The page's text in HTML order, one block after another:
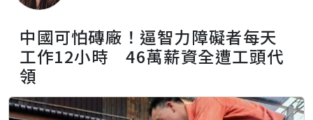
中國可怕磚廠！逼智力障礙者每天
工作12小時 46萬薪資全遭工頭代
領